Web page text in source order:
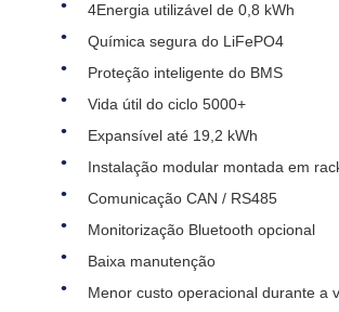
4Energia utilizável de 0,8 kWh
Química segura do LiFePO4
Proteção inteligente do BMS
Vida útil do ciclo 5000+
Expansível até 19,2 kWh
Instalação modular montada em
Comunicação CAN / RS485
Monitorização Bluetooth opcional
Baixa manutenção
Menor custo operacional durante a